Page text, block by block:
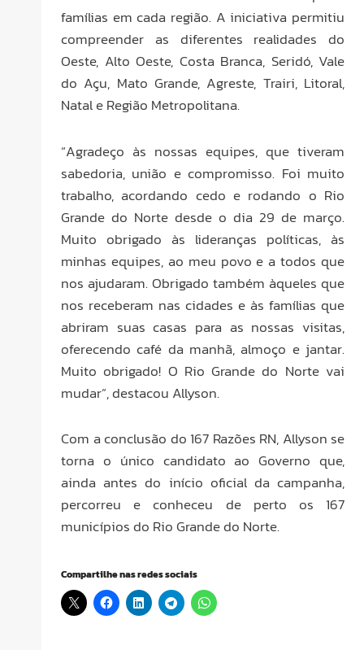
famílias em cada região. A iniciativa permitiu
compreender as diferentes realidades do
Oeste, Alto Oeste, Costa Branca, Seridó, Vale
do Açu, Mato Grande, Agreste, Trairi, Litoral,
Natal e Região Metropolitana.
“Agradeço às nossas equipes, que tiveram
sabedoria, união e compromisso. Foi muito
trabalho, acordando cedo e rodando o Rio
Grande do Norte desde o dia 29 de março.
Muito obrigado às lideranças políticas, às
minhas equipes, ao meu povo e a todos que
nos ajudaram. Obrigado também àqueles que
nos receberam nas cidades e às famílias que
abriram suas casas para as nossas visitas,
oferecendo café da manhã, almoço e jantar.
Muito obrigado! O Rio Grande do Norte vai
mudar”, destacou Allyson.
Com a conclusão do 167 Razões RN, Allyson se
torna o único candidato ao Governo que,
ainda antes do início oficial da campanha,
percorreu e conheceu de perto os 167
municípios do Rio Grande do Norte.
Compartilhe nas redes sociais